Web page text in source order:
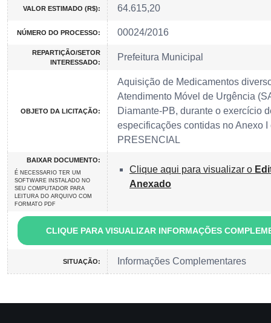
VALOR ESTIMADO (R$): 64.615,20
NÚMERO DO PROCESSO: 00024/2016
REPARTIÇÃO/SETOR
INTERESSADO:
Prefeitura Municipal
OBJETO DA LICITAÇÃO:
Aquisição de Medicamentos
Atendimento Móvel de Urgência
Diamante-PB, durante o exercício
especificações contidas no Anexo
PRESENCIAL
BAIXAR DOCUMENTO:
É NECESSARIO TER UM
SOFTWARE INSTALADO NO
SEU COMPUTADOR PARA
LEITURA DO ARQUIVO COM
FORMATO PDF
Clique aqui para visualizar o
Anexado
CLIQUE PARA VISUALIZAR INFORMAÇÕES
SITUAÇÃO: Informações Complementares